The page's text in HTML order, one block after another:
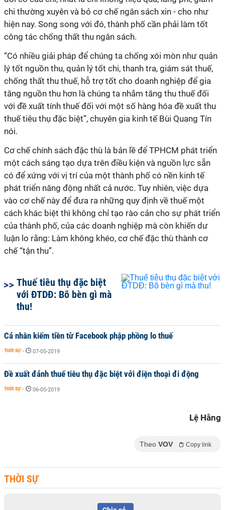
chi thường xuyên và bỏ cơ chế ngân sách xin - cho như
hiện nay. Song song với đó, thành phố cần phải làm tốt
công tác chống thất thu ngân sách.
“Có nhiều giải pháp để chúng ta chống xói mòn như quản
lý tốt nguồn thu, quản lý tốt chi, thanh tra, giám sát thuế,
chống thất thu thuế, hỗ trợ tốt cho doanh nghiệp để gia
tăng nguồn thu hơn là chúng ta nhắm tăng thu thuế đối
với đề xuất tính thuế đối với một số hàng hóa đề xuất thu
thuế tiêu thụ đặc biệt”, chuyên gia kinh tế Bùi Quang Tín
nói.
Cơ chế chính sách đặc thù là bản lề để TPHCM phát triển
một cách sáng tạo dựa trên điều kiện và nguồn lực sẵn
có để xứng với vị trí của một thành phố có nền kinh tế
phát triển năng động nhất cả nước. Tuy nhiên, việc dựa
vào cơ chế này để đưa ra những quy định về thuế một
cách khác biệt thì không chỉ tạo rào cản cho sự phát triển
của thành phố, của các doanh nghiệp mà còn khiến dư
luận lo rằng: Làm không khéo, cơ chế đặc thù thành cơ
chế “tận thu”.
Thuế tiêu thụ đặc biệt
với ĐTDĐ: Bõ bèn gì mà
thu!
Cá nhân kiếm tiền từ Facebook phập phồng lo thuế
THỜI SỰ - 07-05-2019
Đề xuất đánh thuế tiêu thụ đặc biệt với điện thoại đi động
THỜI SỰ - 06-05-2019
Lệ Hằng
Theo VOV Copy link
THỜI SỰ